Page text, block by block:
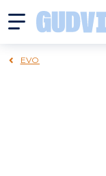
EVO